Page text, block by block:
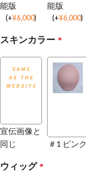
能版
(+¥6,000)
能版
(+¥6,000)
スキンカラー *
宣伝画像と
同じ
＃1 ピンク
ウィッグ *